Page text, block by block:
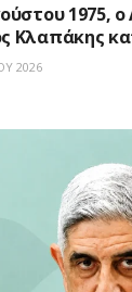
1975,
Κλαπάκης
2026